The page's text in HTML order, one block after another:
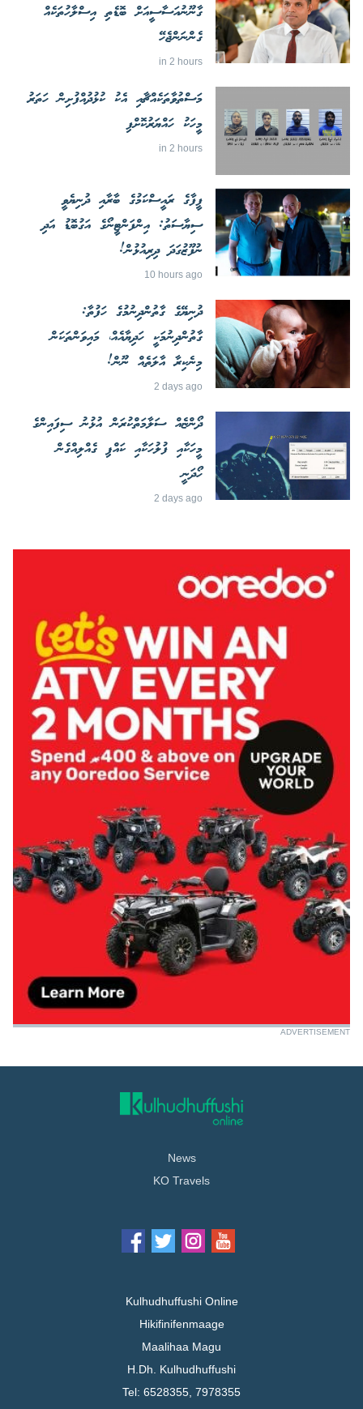
ގާނޫނުއަސާސީއަށް ބޮޑެތި އިސްލާހުތަކެއް
ގެންނަންޖެހޭ
in 2 hours
މަސްތުވާތަކެއްޗާއި އެކު ކުޅުދުއްފުށިން ހަތަރު
މީހަކު ހައްޔަރުކޮށްފި
in 2 hours
ފީފާގެ ރައީސްކަމުގެ ބާރާއި ދުނިޔެވީ
ސިޔާސަތު: އިންފަންޓީނޯގެ އަގުބޮޑު އަދި
ނުފޫޒުގަދަ ދިރިއުޅުން!
10 hours ago
ދުނިޔޭގެ ގާތުންދިނުމުގެ ހަފުތާ:
ގާތުންދިނުމަކީ ހަދިޔާއެއް، މައިވަންތަކަން
މިނެކިރާ އާލަތެއް ނޫން!
2 days ago
ދޯންޏެއް ސަލާމަތްކުރަން އުޅުނު ސިފައިންގެ
މީހަކާއި ފުލުހަކާއި ކައްޕި ގެއްލިއްގެން
ހޯދަނީ
2 days ago
ADVERTISEMENT
News
KO Travels
Kulhudhuffushi Online
Hikifinifenmaage
Maalihaa Magu
H.Dh. Kulhudhuffushi
Tel: 6528355, 7978355